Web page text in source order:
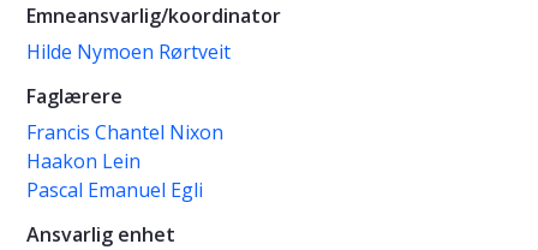
Emneansvarlig/koordinator
Hilde Nymoen Rørtveit
Faglærere
Francis Chantel Nixon
Haakon Lein
Pascal Emanuel Egli
Ansvarlig enhet